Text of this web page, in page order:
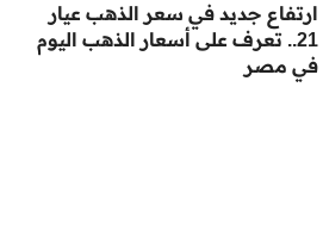
ارتفاع جديد في سعر الذهب عيار
21.. تعرف على أسعار الذهب اليوم
في مصر